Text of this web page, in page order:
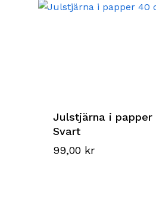
Julstjärna i papper
Svart
99,00 kr